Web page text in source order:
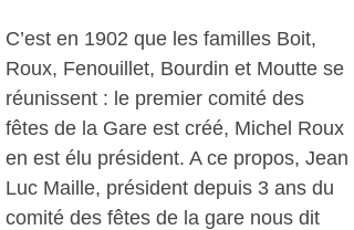
C’est en 1902 que les familles Boit,
Roux, Fenouillet, Bourdin et Moutte se
réunissent : le premier comité des
fêtes de la Gare est créé, Michel Roux
en est élu président. A ce propos, Jean
Luc Maille, président depuis 3 ans du
comité des fêtes de la gare nous dit